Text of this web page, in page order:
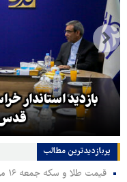
بازدید استاندار
قدس
پربازدیدترین‌ مطالب
قیمت طلا و سکه جمعه ۱۶ مرداد ۱۴۰۵/ طلای ۱۸ عیار امروز چند؟